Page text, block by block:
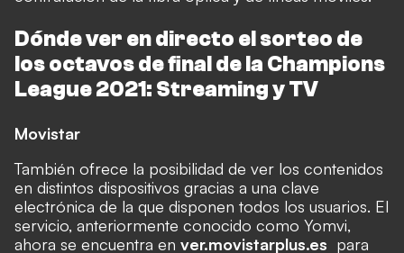
Dónde ver en directo el sorteo de
los octavos de final de la Champions
League 2021: Streaming y TV
Movistar
También ofrece la posibilidad de ver los contenidos
en distintos dispositivos gracias a una clave
electrónica de la que disponen todos los usuarios. El
servicio, anteriormente conocido como Yomvi,
ahora se encuentra en ver.movistarplus.es para